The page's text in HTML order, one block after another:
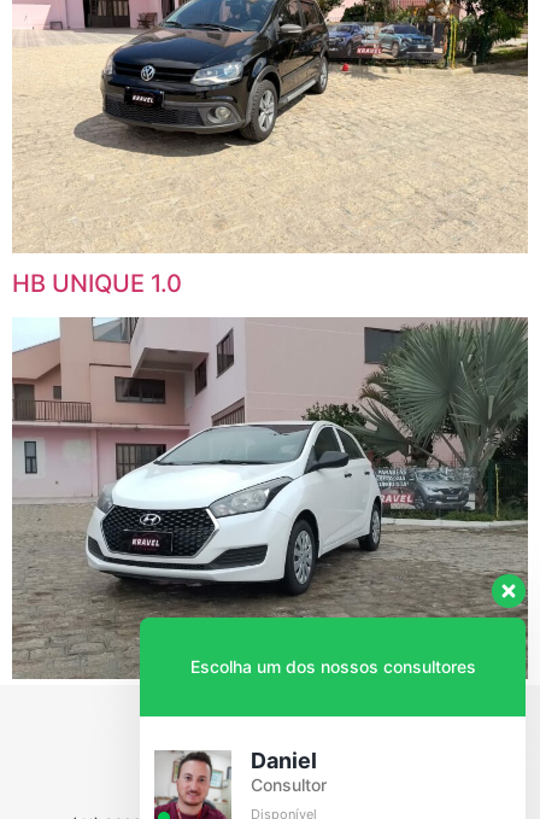
HB UNIQUE 1.0
Escolha um dos nossos consultores
Daniel
Consultor
Disponível